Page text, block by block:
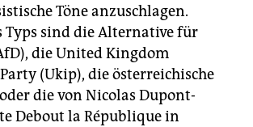
Töne anzuschlagen.
Typs sind die Alternative für
die United Kingdom
(Ukip), die österreichische
die von Nicolas Dupont-
Debout la République in